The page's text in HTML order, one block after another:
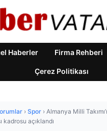
Haberler Firma Rehberi
Çerez Politikası
› Spor › Almanya Milli
kadrosu açıklandı